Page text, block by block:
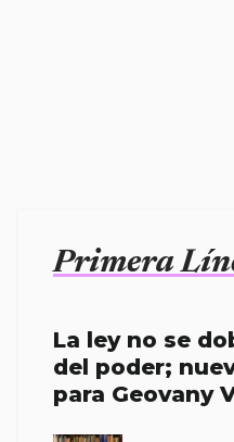
Primera
La ley no se
del poder;
para Geovany